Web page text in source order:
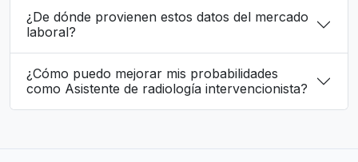
¿De dónde provienen estos datos del mercado
laboral?
¿Cómo puedo mejorar mis probabilidades
como Asistente de radiología intervencionista?